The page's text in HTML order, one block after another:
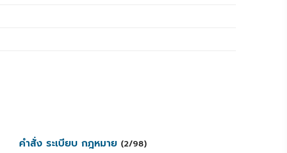
คำสั่ง ระเบียบ กฎหมาย (2/98)